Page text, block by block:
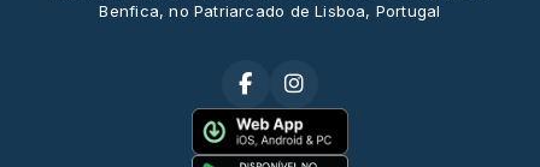
Benfica, no Patriarcado de Lisboa, Portugal